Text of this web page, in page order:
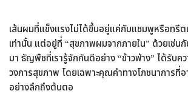
เส้นผมที่แข็งแรงไม่ได้ขึ้นอยู่แค่กับแชมพูหรือทรี
เท่านั้น แต่อยู่ที่ “สุขภาพผมจากภายใน” ด้วยเช่น
มา ธัญพืชที่เรารู้จักกันดีอย่าง “ข้าวฟ่าง” ได้รับค
วงการสุขภาพ โดยเฉพาะคุณค่าทางโภชนาการที่
อย่างลึกถึงต้นตอ